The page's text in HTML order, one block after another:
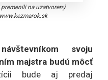
premenili na uzatvorený
svoju
majstra budú môcť
bude aj predaj